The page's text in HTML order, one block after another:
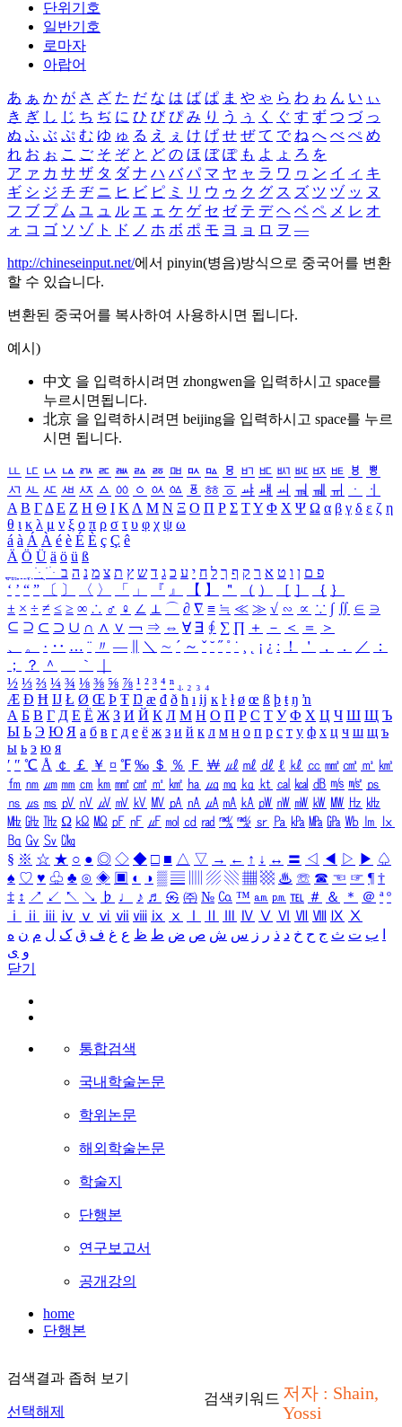
단위기호
일반기호
로마자
아랍어
あ ぁ か が さ ざ た だ な は ば ぱ ま や ゃ ら わ ゎ ん い ぃ
き ぎ し じ ち ぢ に ひ び ぴ み り う ぅ く ぐ す ず つ づ っ
ぬ ふ ぶ ぷ む ゆ ゅ る え ぇ け げ せ ぜ て で ね へ べ ぺ め
れ お ぉ こ ご そ ぞ と ど の ほ ぼ ぽ も よ ょ ろ を
ア ァ カ サ ザ タ ダ ナ ハ バ パ マ ヤ ャ ラ ワ ヮ ン イ ィ キ
ギ シ ジ チ ヂ ニ ヒ ビ ピ ミ リ ウ ゥ ク グ ス ズ ツ ヅ ッ ヌ
フ ブ プ ム ユ ュ ル エ ェ ケ ゲ セ ゼ テ デ ヘ ベ ペ メ レ オ
ォ コ ゴ ソ ゾ ト ド ノ ホ ボ ポ モ ヨ ョ ロ ヲ ―
http://chineseinput.net/에서 pinyin(병음)방식으로 중국어를 변환
할 수 있습니다.
변환된 중국어를 복사하여 사용하시면 됩니다.
예시)
中文 을 입력하시려면 zhongwen을 입력하시고 space를
누르시면됩니다.
北京 을 입력하시려면 beijing을 입력하시고 space를 누르
시면 됩니다.
ㅥ ㅦ ㅧ ㅨ ㅩ ㅪ ㅫ ㅬ ㅭ ㅮ ㅯ ㅰ ㅱ ㅲ ㅳ ㅴ ㅵ ㅶ ㅷ ㅸ
ㅹ
ㅺ ㅻ ㅼ ㅽ ㅾ ㅿ ㆀ ㆁ ㆂ ㆃ ㆄ ㆅ ㆆ ㆇ ㆈ ㆉ ㆊ ㆋ ㆌ ㆍ
ㆎ
Α Β ΓΔ Ε Ζ Η Θ Ι ΚΛ Μ Ν Ξ Ο Π Ρ Σ ΤΥ Φ Χ Ψ Ω α β γ δ ε ζ η
θ ι κ λ μ ν ξ ο π ρ σ τ υ φ χ ψ ω
á à Á À é è É È ç Ç ê
Ä Ö Ü ä ö ü ß
ִֶֹ ֻּ ׁׂ פ ם ן ו ט א ר ק ף ך ל ח י ע כ ג ד ש ץ ת צ מ נ ה ב
‘ ’ “ ” 〔 〕 〈 〉 「 」 『 』 【 】 ＂ （ ） ［ ］ ｛ ｝
± × ÷ ≠ ≤ ≥ ∞ ∴ ♂ ♀ ∠ ⊥ ⌒ ∂ ∇ ≡ ≒ ≪ ≫ √ ∽ ∝ ∵ ∫ ∬ ∈ ∋
⊆ ⊇ ⊂ ⊃ ∪ ∩ ∧ ∨ ￢ ⇒ ⇔ ∀ ∃ ∮ ∑ ∏ ＋ － ＜ ＝
＞
、
。 · ‥ … ¨ 〃 ― ＼ ∼ ´ ～ ˇ ˘ ˝ ˚ ˙ ¸ ¡ ¿ ː ！ ＇ ， ． ／
：
；
？ ＾ ｀
½ ⅓ ⅔ ¼ ¾ ⅛ ⅜ ⅝ ⅞ ¹ ² ³ ⁴ ⁿ ₁ ₂ ₃ ₄
Æ Ð Ħ Ĳ Ł Ø Œ Þ Ŧ Ŋ æ đ ð ħ ı ĳ ĸ ŀ ł ø œ ß þ ŧ ŋ ŉ
А Б В Г Д Е Ё Ж З И Й К Л М Н О П Р С Т У Ф Х Ц Ч Ш Щ Ъ
Ы Ь Э Ю Я а б в г д е ё ж з и й к л м н о п р с т у ф х ц ч ш щ ъ
ы ь э ю я
′ ″ ℃ Å ￠ ￡ ￥ ¤ ℉ ‰ ＄ ％ Ｆ ￦ ㎕ ㎖ ㎗ ℓ ㎘ ㏄ ㎣ ㎤ ㎥ ㎦
㎙ ㎚ ㎛ ㎜ ㎝ ㎞ ㎟ ㎠ ㎡ ㎢ ㏊ ㎍ ㎎ ㎏ ㏏ ㎈ ㎉ ㏈ ㎧ ㎨ ㎰
㎱ ㎲ ㎳ ㎴ ㎵ ㎶ ㎷ ㎸ ㎹ ㎀ ㎁ ㎂ ㎃ ㎄ ㎺ ㎻ ㎽ ㎾ ㎿ ㎐ ㎑
㎒ ㎓ ㎔ Ω ㏀ ㏁ ㎊ ㎋ ㎌ ㏖ ㏅ ㎭ ㎮ ㎯ ㏛ ㎩ ㎪ ㎫ ㎬ ㏝ ㏐
㏓
㏃ ㏉ ㏜ ㏆
§ ※ ☆ ★ ○ ● ◎ ◇ ◆ □ ■ △ ▽ → ← ↑ ↓ ↔ 〓 ◁ ◀ ▷ ▶ ♤
♠ ♡ ♥ ♧ ♣ ⊙ ◈ ▣ ◐ ◑ ▒ ▤ ▨ ▧ ▦ ▩ ♨ ☏ ☎ ☜ ☞ ¶ †
‡ ↕ ↗ ↙ ↖ ↘ ♭ ♩ ♪ ♬ ㉿ ㈜ № ㏇ ™ ㏂ ㏘ ℡ ＃ ＆ ＊ ＠ ª º
ⅰ
ⅱ ⅲ ⅳ ⅴ ⅵ ⅶ ⅷ ⅸ ⅹ Ⅳ Ⅴ Ⅵ Ⅶ Ⅷ Ⅸ Ⅹ
ب ت ث ج ح خ د ذ ر ز س ش ص ض ط ظ ع غ ف ق ک ل م ن ه
و ی
닫기
통합검색
국내학술논문
학위논문
해외학술논문
학술지
단행본
연구보고서
공개강의
home
단행본
검색결과 좁혀 보기
선택해제
검색키워드 저자 : Shain,
Yossi